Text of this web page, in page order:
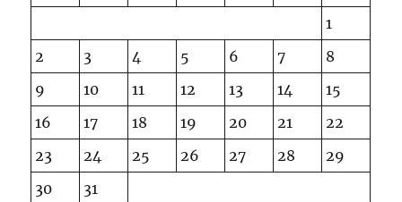
1
2
3 4 5 6 7
8
9
10 11 12 13 14
15
16
17 18 19 20 21
22
23
24 25 26 27 28
29
30
31